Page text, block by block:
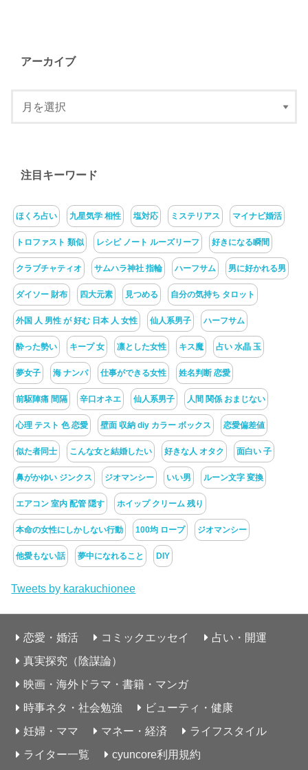
アーカイブ
注目キーワード
ほくろ占い 九星気学 相性 塩対応 ミステリアス マイナビ婚活
トロファスト 類似 レシピ ノート ルーズリーフ 好きになる瞬間
クラブチャティオ サムハラ神社 指輪 ハーフサム 男に好かれる男
ダイソー 財布 四大元素 見つめる 自分の気持ち タロット
外国 人 男性 が 好む 日本 人 女性 仙人系男子 ハーフサム
酔った勢い キープ 女 凛とした女性 キス魔 占い 水晶 玉
夢女子 海 ナンパ 仕事ができる女性 姓名判断 恋愛
前駆陣痛 間隔 辛口オネエ 仙人系男子 人間 関係 おまじない
心理 テスト 色 恋愛 壁面 収納 diy カラー ボックス 恋愛偏差値
似た者同士 こんな女と結婚したい 好きな人 オタク 面白い 子
鼻がかゆい ジンクス ジオマンシー いい男 ルーン文字 変換
エアコン 室内 配管 隠す ホイップ クリーム 残り
本命の女性にしかしない行動 100均 ロープ ジオマンシー
他愛もない話 夢中になれること DIY
Tweets by karakuchionee
恋愛・婚活 コミックエッセイ
占い・開運
真実探究（陰謀論）
映画・海外ドラマ・書籍・マンガ
時事ネタ・社会勉強
ビューティ・健康
妊婦・ママ
マネー・経済
ライフスタイル
ライター一覧
cyuncore利用規約